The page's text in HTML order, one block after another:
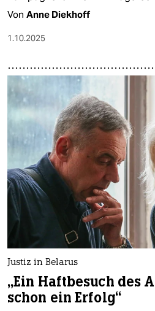
Von Anne Diekhoff
1.10.2025
Justiz in Belarus
„Ein Haftbesuch des
schon ein Erfolg“